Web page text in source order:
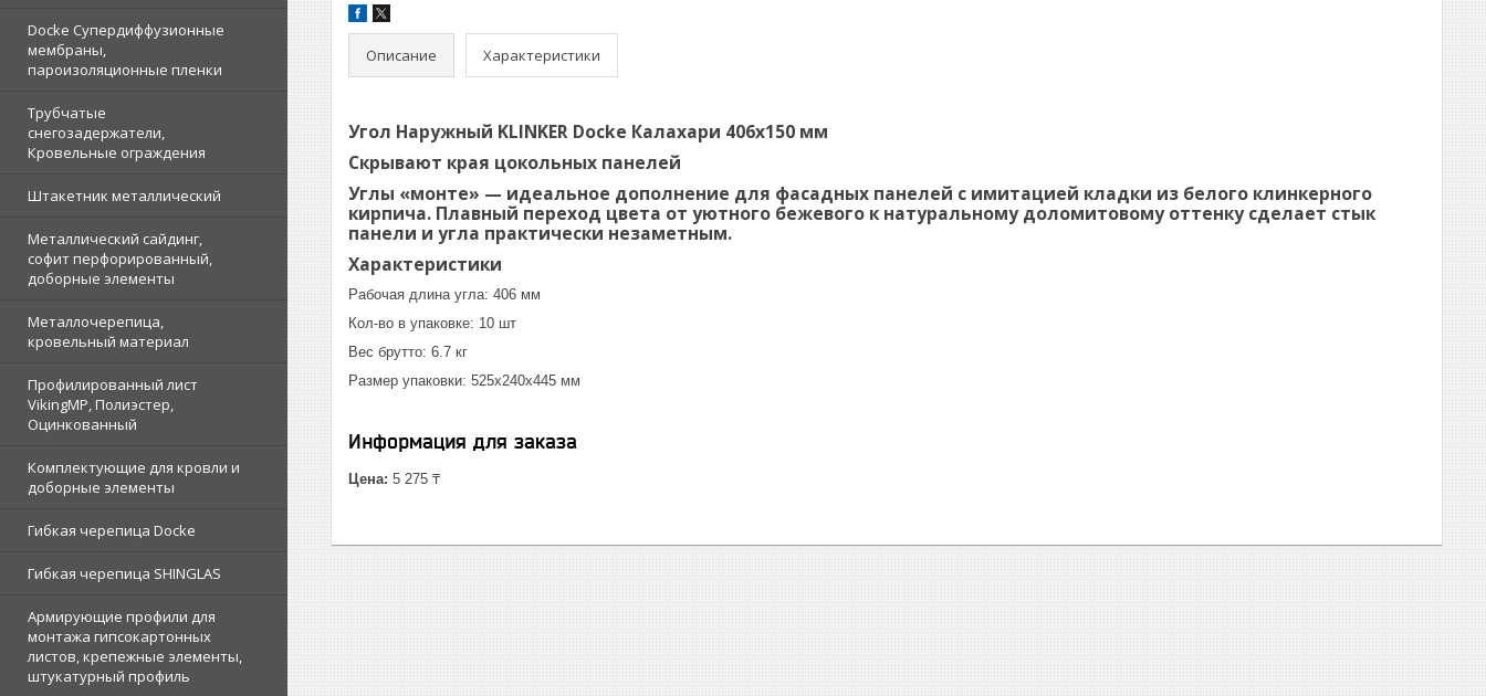
Docke Супердиффузионные
мембраны,
пароизоляционные пленки
Трубчатые
снегозадержатели,
Кровельные ограждения
Штакетник металлический
Металлический сайдинг,
софит перфорированный,
доборные элементы
Металлочерепица,
кровельный материал
Профилированный лист
VikingMP, Полиэстер,
Оцинкованный
Комплектующие для кровли и
доборные элементы
Гибкая черепица Docke
Гибкая черепица SHINGLAS
Армирующие профили для
монтажа гипсокартонных
листов, крепежные элементы,
штукатурный профиль
Описание Характеристики
Угол Наружный KLINKER Docke Калахари 406х150 мм
Скрывают края цокольных панелей
Углы «монте» — идеальное дополнение для фасадных панелей с имитацией кладки из белого клинкерного
кирпича. Плавный переход цвета от уютного бежевого к натуральному доломитовому оттенку сделает стык
панели и угла практически незаметным.
Характеристики
Рабочая длина угла: 406 мм
Кол-во в упаковке: 10 шт
Вес брутто: 6.7 кг
Размер упаковки: 525x240x445 мм
Информация для заказа
Цена: 5 275 ₸